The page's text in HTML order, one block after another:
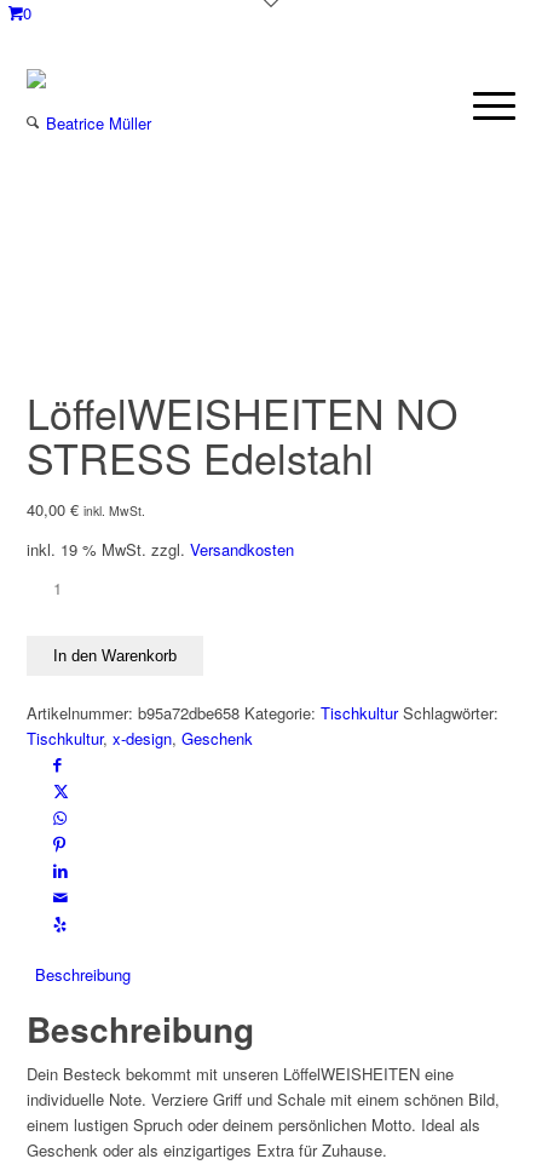
0
LöffelWEISHEITEN NO
STRESS Edelstahl
40,00€ inkl. MwSt.
inkl. 19 % MwSt. zzgl.Versandkosten
LöffelWEISHEITEN
Edelstahl
In den Warenkorb
Artikelnummer:b95a72dbe658 Kategorie:Tischkultur Schlagwörter:
Tischkultur,x-design,Geschenk
Beschreibung
Beschreibung
Dein Besteck bekommt mit unseren LöffelWEISHEITEN eine
individuelle Note. Verziere Griff und Schale mit einem schönen Bild,
einem lustigen Spruch oder deinem persönlichen Motto. Ideal als
Geschenk oder als einzigartiges Extra für Zuhause.